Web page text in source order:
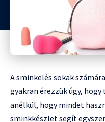
A sminkelés sokak
gyakran érezzük úgy,
anélkül, hogy mindet
sminkkészlet segít